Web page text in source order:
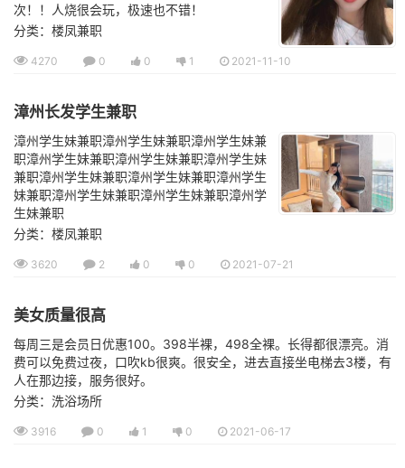
次！！人烧很会玩，极速也不错！
分类：楼凤兼职
4270 0 0 1 2021-11-10
漳州长发学生兼职
漳州学生妹兼职漳州学生妹兼职漳州学生妹兼
职漳州学生妹兼职漳州学生妹兼职漳州学生妹
兼职漳州学生妹兼职漳州学生妹兼职漳州学生
妹兼职漳州学生妹兼职漳州学生妹兼职漳州学
生妹兼职
分类：楼凤兼职
3620 2 0 0 2021-07-21
美女质量很高
每周三是会员日优惠100。398半裸，498全裸。长得都很漂亮。消
费可以免费过夜，口吹kb很爽。很安全，进去直接坐电梯去3楼，有
人在那边接，服务很好。
分类：洗浴场所
3916 0 1 0 2021-06-17